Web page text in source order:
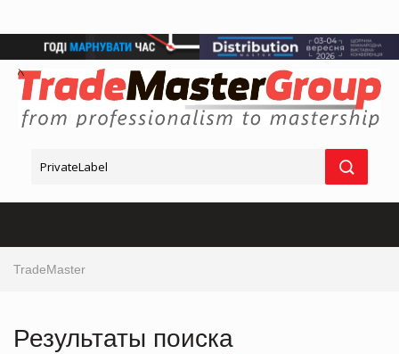
TradeMaster
Результаты поиска